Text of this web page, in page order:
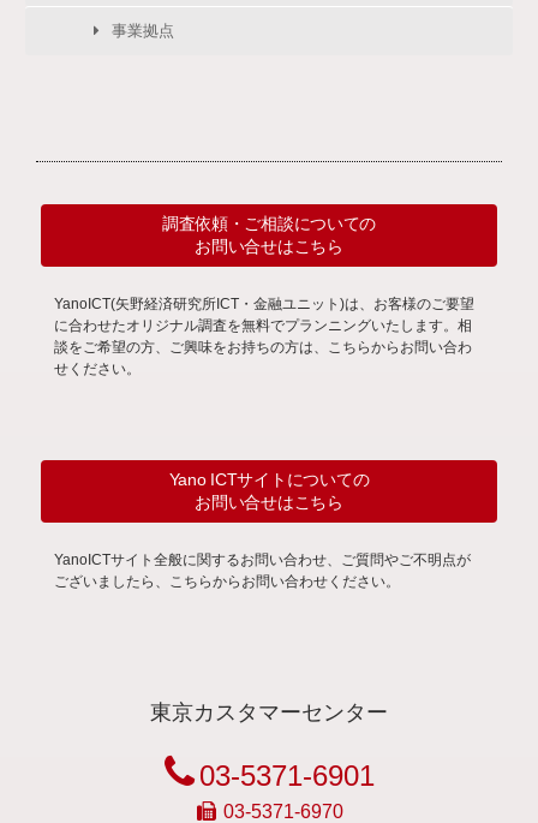
事業拠点
調査依頼・ご相談についての
お問い合せはこちら
YanoICT(矢野経済研究所ICT・金融ユニット)は、お客様のご要望
に合わせたオリジナル調査を無料でプランニングいたします。相
談をご希望の方、ご興味をお持ちの方は、こちらからお問い合わ
せください。
Yano ICTサイトについての
お問い合せはこちら
YanoICTサイト全般に関するお問い合わせ、ご質問やご不明点が
ございましたら、こちらからお問い合わせください。
東京カスタマーセンター
03-5371-6901
03-5371-6970